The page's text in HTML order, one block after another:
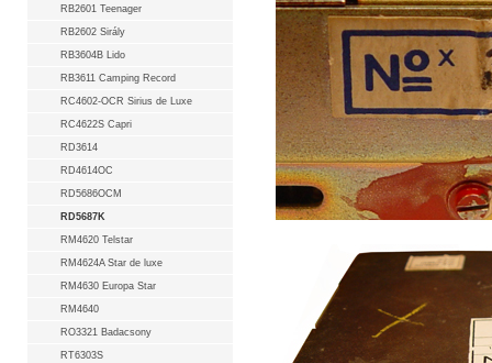
RB2601 Teenager
RB2602 Sirály
RB3604B Lido
RB3611 Camping Record
RC4602-OCR Sirius de Luxe
RC4622S Capri
RD3614
RD4614OC
RD5686OCM
RD5687K
RM4620 Telstar
RM4624A Star de luxe
RM4630 Europa Star
RM4640
RO3321 Badacsony
RT6303S